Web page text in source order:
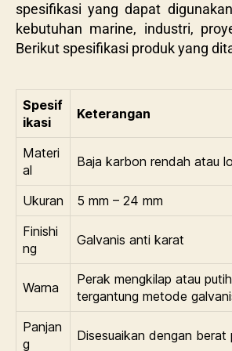
spesifikasi yang dapat
kebutuhan marine, industri,
Berikut spesifikasi produk yang
Spesif
ikasi
Keterangan
Materi
al
Baja karbon rendah atau
Ukuran
5 mm – 24 mm
Finishi
ng
Galvanis anti karat
Warna
Perak mengkilap atau
tergantung metode
Panjan
g
Disesuaikan dengan berat